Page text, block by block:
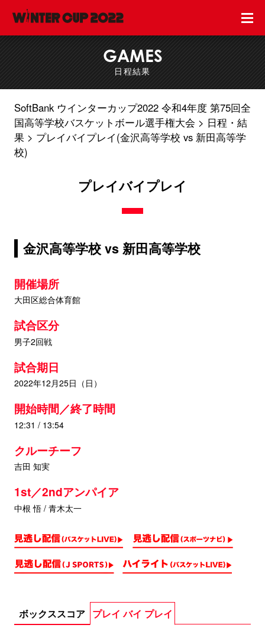
GAMES
日程結果
SoftBank ウインターカップ2022 令和4年度 第75回全
国高等学校バスケットボール選手権大会
日程・結
果
プレイバイプレイ(金沢高等学校 vs 新田高等学
校)
プレイバイプレイ
金沢高等学校 vs 新田高等学校
開催場所
大田区総合体育館
試合区分
男子2回戦
試合期日
2022年12月25日（日）
開始時間／終了時間
12:31 / 13:54
クルーチーフ
吉田 知実
1st／2ndアンパイア
中根 悟 / 青木太一
ボックススコア プレイ バイ プレイ